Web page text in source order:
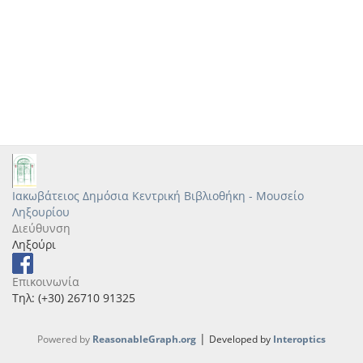
Ιακωβάτειος Δημόσια Κεντρική Βιβλιοθήκη - Μουσείο
Ληξουρίου
Διεύθυνση
Ληξούρι
Επικοινωνία
Τηλ: (+30) 26710 91325
Powered by ReasonableGraph.org | Developed by Interoptics